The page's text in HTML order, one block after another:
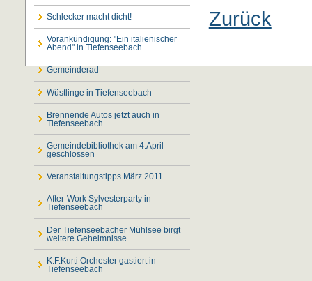
Schlecker macht dicht!
Vorankündigung: "Ein italienischer
Abend" in Tiefenseebach
Gemeinderad
Wüstlinge in Tiefenseebach
Brennende Autos jetzt auch in
Tiefenseebach
Gemeindebibliothek am 4.April
geschlossen
Veranstaltungstipps März 2011
After-Work Sylvesterparty in
Tiefenseebach
Der Tiefenseebacher Mühlsee birgt
weitere Geheimnisse
K.F.Kurti Orchester gastiert in
Tiefenseebach
Zurück